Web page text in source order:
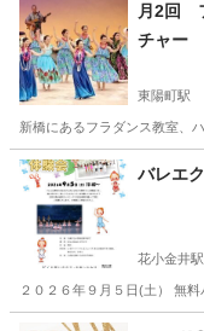
月2回
チャー
東陽町駅
新橋にあるフラダンス教室
東京 江東区 東陽町駅
東陽町駅
バレエ
花小金井駅
２０２６年９月５日(土） 無
小平市 花小金